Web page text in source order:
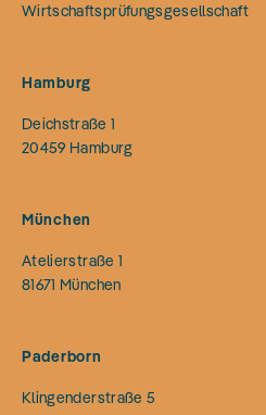
Wirtschaftsprüfungsgesellschaft
Hamburg
Deichstraße 1
20459 Hamburg
München
Atelierstraße 1
81671 München
Paderborn
Klingenderstraße 5